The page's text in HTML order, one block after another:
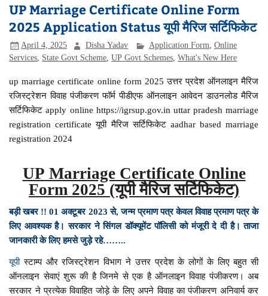
UP Marriage Certificate Online Form
2025 Application Status यूपी मैरिज सर्टिफिकेट
April 4, 2025 Disha Yadav Application Form Online
Services State Govt Scheme ,UP Govt Schemes ,What's New Here
up marriage certificate online form 2025 उत्तर प्रदेश ऑनलाइन मैरिज
रजिस्ट्रेशन विवाह पंजीकरण फॉर्म पीडीएफ ऑनलाइन आवेदन डाउनलोड मैरिज
सर्टिफिकेट apply online https://igrsup.gov.in uttar pradesh marriage
registration certificate यूपी मैरिज सर्टिफिकेट aadhar based marriage
registration 2024
UP Marriage Certificate Online
Form 2025 (यूपी मैरिज सर्टिफिकेट)
बड़ी खबर !! 01 अक्टूबर 2023 से, जन्म प्रमाण पत्र केवल विवाह प्रमाण पत्र के
लिए आवश्यक है। सरकार ने सिंगल डॉक्यूमेंट पॉलिसी को मंजूरी दे दी है। ताजा
जानकारी के लिए हमसे जुड़े रहे……..
यूपीस्टाम्प और रजिस्ट्रेशन विभाग ने उत्तर प्रदेश के लोगों के लिए बहुत सी
ऑनलाइन सेवाएं शुरू की है जिनमे से एक है ऑनलाइन विवाह पंजीकरण। अब
सरकार ने प्रत्येक विवाहित जोड़े के लिए अपने विवाह का पंजीकरण अनिवार्य कर